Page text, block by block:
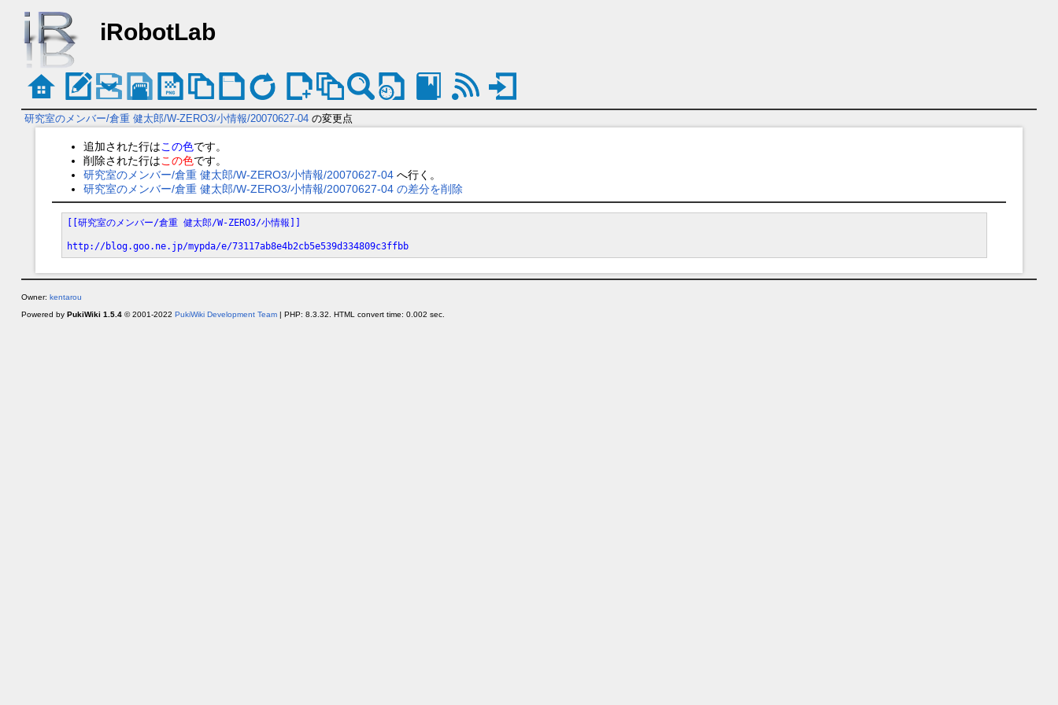
iRobotLab
研究室のメンバー/倉重 健太郎/W-ZERO3/小情報/20070627-04の変更点
追加された行はこの色です。
削除された行はこの色です。
研究室のメンバー/倉重 健太郎/W-ZERO3/小情報/20070627-04 へ行く。
研究室のメンバー/倉重 健太郎/W-ZERO3/小情報/20070627-04 の差分を削除
[[研究室のメンバー/倉重 健太郎/W-ZERO3/小情報]]
http://blog.goo.ne.jp/mypda/e/73117ab8e4b2cb5e539d334809c3ffbb
Owner: kentarou
Powered by PukiWiki 1.5.4© 2001-2022 PukiWiki Development Team| PHP: 8.3.32. HTML convert time: 0.002 sec.